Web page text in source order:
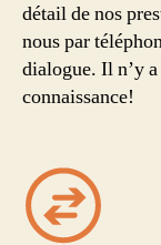
détail de nos
nous par
dialogue. Il n’y
connaissance!